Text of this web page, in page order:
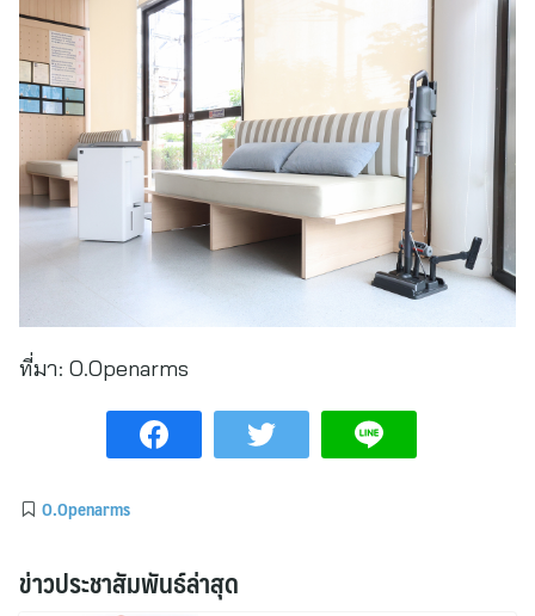
ที่มา: O.Openarms
O.Openarms
ข่าวประชาสัมพันธ์ล่าสุด